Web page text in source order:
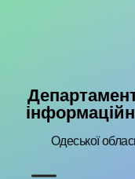
Одеської